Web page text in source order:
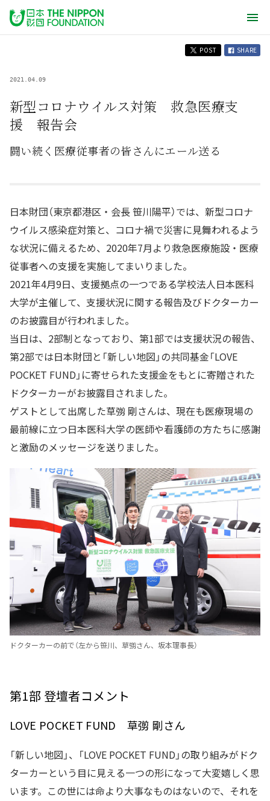
POST SHARE
2021.04.09
新型コロナウイルス対策 救急医療支
援 報告会
闘い続く医療従事者の皆さんにエール送る
日本財団（東京都港区・会長 笹川陽平）では、新型コロナ
ウイルス感染症対策と、コロナ禍で災害に見舞われるよう
な状況に備えるため、2020年7月より救急医療施設・医療
従事者への支援を実施してまいりました。
2021年4月9日、支援拠点の一つである学校法人日本医科
大学が主催して、支援状況に関する報告及びドクターカー
のお披露目が行われました。
当日は、2部制となっており、第1部では支援状況の報告、
第2部では日本財団と「新しい地図」の共同基金「LOVE
POCKET FUND」に寄せられた支援金をもとに寄贈された
ドクターカーがお披露目されました。
ゲストとして出席した草彅 剛さんは、現在も医療現場の
最前線に立つ日本医科大学の医師や看護師の方たちに感謝
と激励のメッセージを送りました。
ドクターカーの前で（左から笹川、草彅さん、坂本理事長）
第1部 登壇者コメント
LOVE POCKET FUND 草彅 剛さん
「新しい地図」、「LOVE POCKET FUND」の取り組みがドク
ターカーという目に見える一つの形になって大変嬉しく思
います。この世には命より大事なものはないので、それを